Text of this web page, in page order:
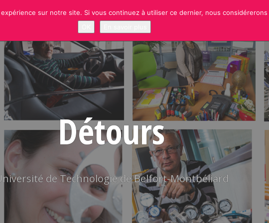
SITE OFFICIEL UTBM S’INSCRIRE À LA NEWSLETTER
Détours
de Technologie de Belfort-Montbéliard
sur notre site. Si vous continuez à utiliser ce dernier, nous